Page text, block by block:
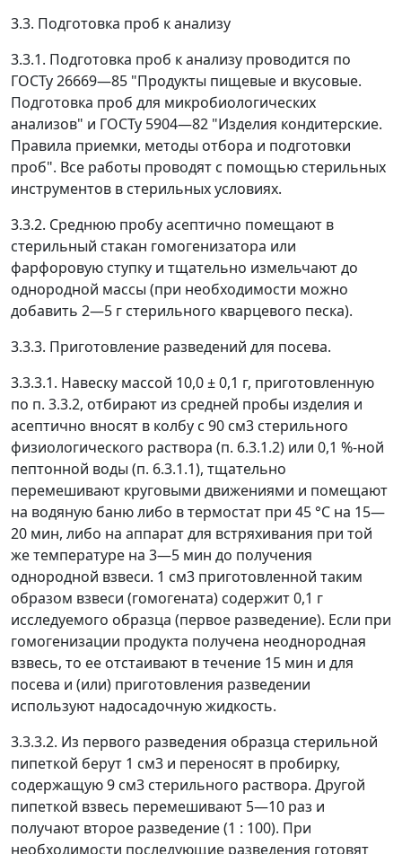
3.3. Подготовка проб к анализу
3.3.1. Подготовка проб к анализу проводится по
ГОСТу 26669—85 "Продукты пищевые и вкусовые.
Подготовка проб для микробиологических
анализов" и ГОСТу 5904—82 "Изделия кондитерские.
Правила приемки, методы отбора и подготовки
проб". Все работы проводят с помощью стерильных
инструментов в стерильных условиях.
3.3.2. Среднюю пробу асептично помещают в
стерильный стакан гомогенизатора или
фарфоровую ступку и тщательно измельчают до
однородной массы (при необходимости можно
добавить 2—5 г стерильного кварцевого песка).
3.3.3. Приготовление разведений для посева.
3.3.3.1. Навеску массой 10,0 ± 0,1 г, приготовленную
по п. 3.3.2, отбирают из средней пробы изделия и
асептично вносят в колбу с 90 см3 стерильного
физиологического раствора (п. 6.3.1.2) или 0,1 %-ной
пептонной воды (п. 6.3.1.1), тщательно
перемешивают круговыми движениями и помещают
на водяную баню либо в термостат при 45 °С на 15—
20 мин, либо на аппарат для встряхивания при той
же температуре на 3—5 мин до получения
однородной взвеси. 1 см3 приготовленной таким
образом взвеси (гомогената) содержит 0,1 г
исследуемого образца (первое разведение). Если при
гомогенизации продукта получена неоднородная
взвесь, то ее отстаивают в течение 15 мин и для
посева и (или) приготовления разведении
используют надосадочную жидкость.
3.3.3.2. Из первого разведения образца стерильной
пипеткой берут 1 см3 и переносят в пробирку,
содержащую 9 см3 стерильного раствора. Другой
пипеткой взвесь перемешивают 5—10 раз и
получают второе разведение (1 : 100). При
необходимости последующие разведения готовят